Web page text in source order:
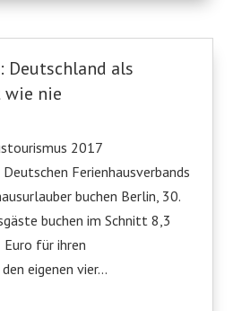
Deutschland als
wie nie
2017
Ferienhausverbands
buchen Berlin, 30.
buchen im Schnitt 8,3
Euro für ihren
eigenen vier...